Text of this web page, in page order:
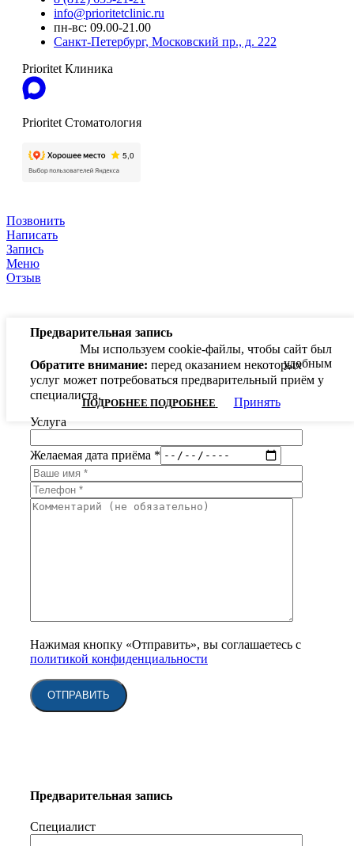
info@prioritetclinic.ru
пн-вс: 09.00-21.00
Санкт-Петербург, Московский пр., д. 222
Prioritet Клиника
Prioritet Стоматология
Мы используем cookie-файлы, чтобы сайт был
удобным
ПОДРОБНЕЕ ПОДРОБНЕЕ Принять
Позвонить
Написать
Запись
Меню
Отзыв
Предварительная запись
Обратите внимание: перед оказанием некоторых
услуг может потребоваться предварительный приём у
специалиста.
Услуга
Желаемая дата приёма *
Нажимая кнопку «Отправить», вы соглашаетесь с
политикой конфиденциальности
Предварительная запись
Специалист